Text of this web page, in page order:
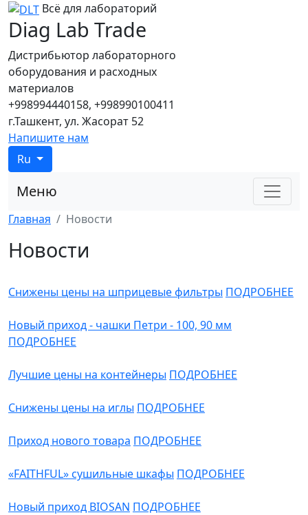
Всё для лабораторий
Diag Lab Trade
Дистрибьютор лабораторного
оборудования и расходных
материалов
+998994440158, +998990100411
г.Ташкент, ул. Жасорат 52
Напишите нам
Ru
Меню
Главная Новости
Новости
Снижены цены на шприцевые фильтры ПОДРОБНЕЕ
Новый приход - чашки Петри - 100, 90 мм
ПОДРОБНЕЕ
Лучшие цены на контейнеры ПОДРОБНЕЕ
Снижены цены на иглы ПОДРОБНЕЕ
Приход нового товара ПОДРОБНЕЕ
«FAITHFUL» сушильные шкафы ПОДРОБНЕЕ
Новый приход BIOSAN ПОДРОБНЕЕ